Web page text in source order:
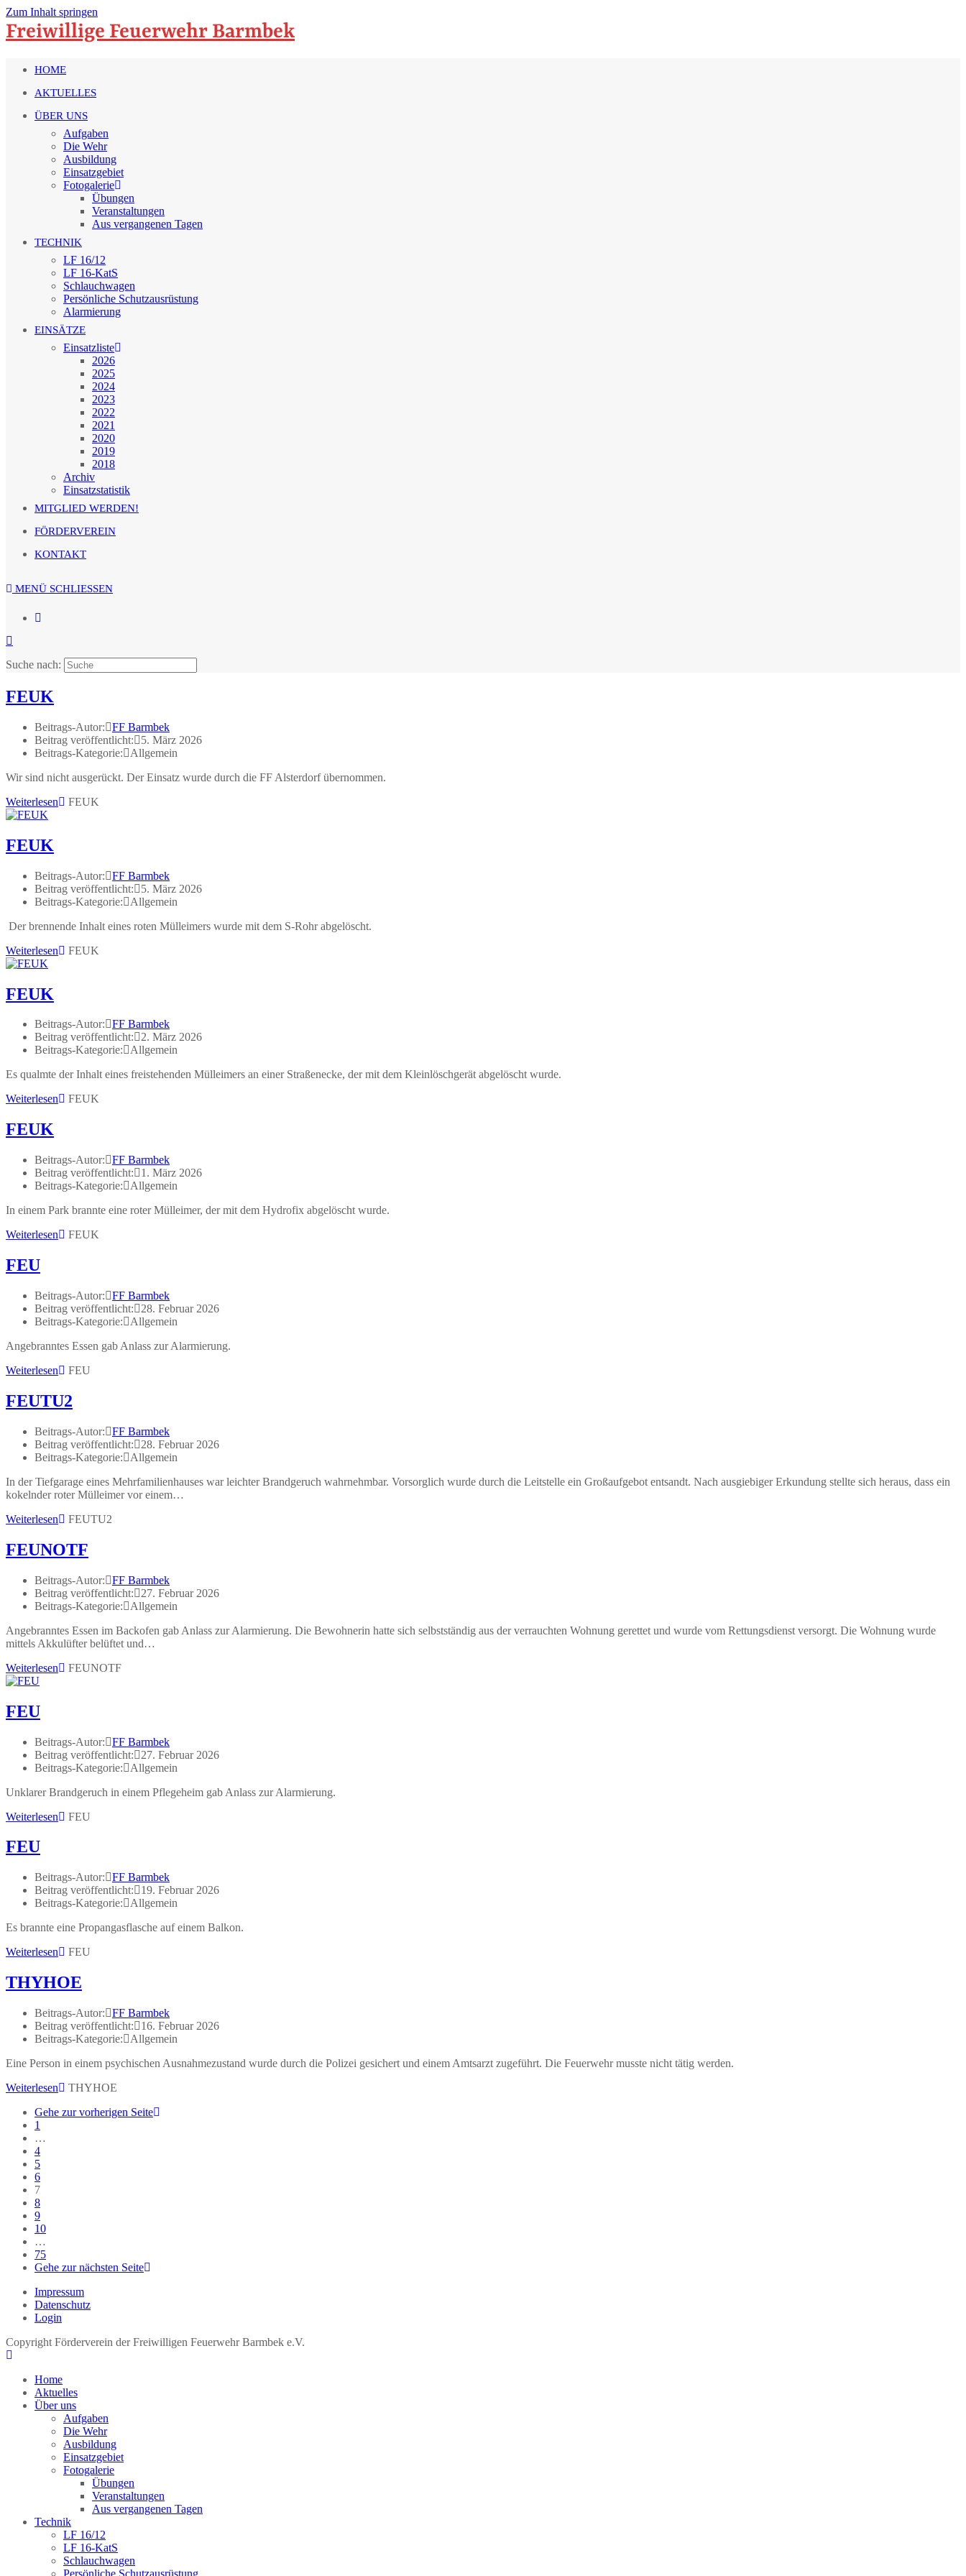
Zum Inhalt springen
Freiwillige Feuerwehr Barmbek
HOME
AKTUELLES
ÜBER UNS
Aufgaben
Die Wehr
Ausbildung
Einsatzgebiet
Fotogalerie
Übungen
Veranstaltungen
Aus vergangenen Tagen
TECHNIK
LF 16/12
LF 16-KatS
Schlauchwagen
Persönliche Schutzausrüstung
Alarmierung
EINSÄTZE
Einsatzliste
2026
2025
2024
2023
2022
2021
2020
2019
2018
Archiv
Einsatzstatistik
MITGLIED WERDEN!
FÖRDERVEREIN
KONTAKT
MENÜ SCHLIESSEN
Suche nach:
FEUK
Beitrags-Autor:
FF Barmbek
Beitrag veröffentlicht:
5. März 2026
Beitrags-Kategorie:
Allgemein
Wir sind nicht ausgerückt. Der Einsatz wurde durch die FF Alsterdorf übernommen.
Weiterlesen
FEUK
FEUK
Beitrags-Autor:
FF Barmbek
Beitrag veröffentlicht:
5. März 2026
Beitrags-Kategorie:
Allgemein
Der brennende Inhalt eines roten Mülleimers wurde mit dem S-Rohr abgelöscht.
Weiterlesen
FEUK
FEUK
Beitrags-Autor:
FF Barmbek
Beitrag veröffentlicht:
2. März 2026
Beitrags-Kategorie:
Allgemein
Es qualmte der Inhalt eines freistehenden Mülleimers an einer Straßenecke, der mit dem Kleinlöschgerät abgelöscht wurde.
Weiterlesen
FEUK
FEUK
Beitrags-Autor:
FF Barmbek
Beitrag veröffentlicht:
1. März 2026
Beitrags-Kategorie:
Allgemein
In einem Park brannte eine roter Mülleimer, der mit dem Hydrofix abgelöscht wurde.
Weiterlesen
FEUK
FEU
Beitrags-Autor:
FF Barmbek
Beitrag veröffentlicht:
28. Februar 2026
Beitrags-Kategorie:
Allgemein
Angebranntes Essen gab Anlass zur Alarmierung.
Weiterlesen
FEU
FEUTU2
Beitrags-Autor:
FF Barmbek
Beitrag veröffentlicht:
28. Februar 2026
Beitrags-Kategorie:
Allgemein
In der Tiefgarage eines Mehrfamilienhauses war leichter Brandgeruch wahrnehmbar. Vorsorglich wurde durch die Leitstelle ein Großaufgebot entsandt. Nach ausgiebiger Erkundung stellte sich heraus, dass ein
kokelnder roter Mülleimer vor einem…
Weiterlesen
FEUTU2
FEUNOTF
Beitrags-Autor:
FF Barmbek
Beitrag veröffentlicht:
27. Februar 2026
Beitrags-Kategorie:
Allgemein
Angebranntes Essen im Backofen gab Anlass zur Alarmierung. Die Bewohnerin hatte sich selbstständig aus der verrauchten Wohnung gerettet und wurde vom Rettungsdienst versorgt. Die Wohnung wurde
mittels Akkulüfter belüftet und…
Weiterlesen
FEUNOTF
FEU
Beitrags-Autor:
FF Barmbek
Beitrag veröffentlicht:
27. Februar 2026
Beitrags-Kategorie:
Allgemein
Unklarer Brandgeruch in einem Pflegeheim gab Anlass zur Alarmierung.
Weiterlesen
FEU
FEU
Beitrags-Autor:
FF Barmbek
Beitrag veröffentlicht:
19. Februar 2026
Beitrags-Kategorie:
Allgemein
Es brannte eine Propangasflasche auf einem Balkon.
Weiterlesen
FEU
THYHOE
Beitrags-Autor:
FF Barmbek
Beitrag veröffentlicht:
16. Februar 2026
Beitrags-Kategorie:
Allgemein
Eine Person in einem psychischen Ausnahmezustand wurde durch die Polizei gesichert und einem Amtsarzt zugeführt. Die Feuerwehr musste nicht tätig werden.
Weiterlesen
THYHOE
Gehe zur vorherigen Seite
1
…
4
5
6
7
8
9
10
…
75
Gehe zur nächsten Seite
Impressum
Datenschutz
Login
Copyright Förderverein der Freiwilligen Feuerwehr Barmbek e.V.
Home
Aktuelles
Über uns
Aufgaben
Die Wehr
Ausbildung
Einsatzgebiet
Fotogalerie
Übungen
Veranstaltungen
Aus vergangenen Tagen
Technik
LF 16/12
LF 16-KatS
Schlauchwagen